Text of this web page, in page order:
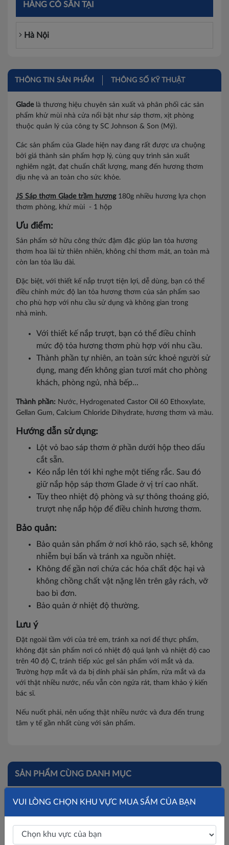
HÀNG CÓ SẴN TẠI
Hà Nội
THÔNG TIN SẢN PHẨM THÔNG SỐ KỸ THUẬT
Gladelà thương hiệu chuyên sản xuất và phân phối các sản
phẩm khử mùi nhà cửa nổi bật như sáp thơm, xịt phòng
thuộc quản lý của công ty SC Johnson & Son (Mỹ).
Các sản phẩm của Glade hiện nay đang rất được ưa chuộng
bởi giá thành sản phẩm hợp lý, cùng quy trình sản xuất
nghiêm ngặt, đạt chuẩn chất lượng, mang đến hương thơm
dịu nhẹ và an toàn cho sức khỏe.
JS Sáp thơm Glade trầm hương180g nhiều hương lựa chọn
thơm phòng, khử mùi - 1 hộp
Ưu điểm:
Sản phẩm sở hữu công thức đậm đặc giúp lan tỏa hương
thơm hoa lài từ thiên nhiên, không chỉ thơm mát, an toàn mà
còn lan tỏa lâu dài.
Đặc biệt, với thiết kế nắp trượt tiện lợi, dễ dùng, bạn có thể
điều chỉnh mức độ lan tỏa hương thơm của sản phẩm sao
cho phù hợp với nhu cầu sử dụng và không gian trong
nhà mình.
Với thiết kế nắp trượt, bạn có thể điều chỉnh
mức độ tỏa hương thơm phù hợp với nhu cầu.
Thành phần tự nhiên, an toàn sức khoẻ người sử
dụng, mang đến không gian tươi mát cho phòng
khách, phòng ngủ, nhà bếp...
Thành phần: Nước, Hydrogenated Castor Oil 60 Ethoxylate,
Gellan Gum, Calcium Chloride Dihydrate, hương thơm và màu.
Hướng dẫn sử dụng:
Lột vỏ bao sáp thơm ở phần dưới hộp theo dấu
cắt sẵn.
Kéo nắp lên tới khi nghe một tiếng rắc. Sau đó
giữ nắp hộp sáp thơm Glade ở vị trí cao nhất.
Tùy theo nhiệt độ phòng và sự thông thoáng gió,
trượt nhẹ nắp hộp để điều chỉnh hương thơm.
Bảo quản:
Bảo quản sản phẩm ở nơi khô ráo, sạch sẽ, không
nhiễm bụi bẩn và tránh xa nguồn nhiệt.
Không để gần nơi chứa các hóa chất độc hại và
không chồng chất vật nặng lên trên gây rách, vỡ
bao bì đơn.
Bảo quản ở nhiệt độ thường.
Lưu ý
Đặt ngoài tầm với của trẻ em, tránh xa nơi để thực phẩm,
không đặt sản phẩm nơi có nhiệt độ quá lạnh và nhiệt độ cao
trên 40 độ C, tránh tiếp xúc gel sản phẩm với mắt và da.
Trường hợp mắt và da bị dính phải sản phẩm, rửa mắt và da
với thật nhiều nước, nếu vẫn còn ngứa rát, tham khảo ý kiến
bác sĩ.
Nếu nuốt phải, nên uống thật nhiều nước và đưa đến trung
tâm y tế gần nhất cùng với sản phẩm.
SẢN PHẨM CÙNG DANH MỤC
VUI LÒNG CHỌN KHU VỰC MUA SẮM CỦA BẠN